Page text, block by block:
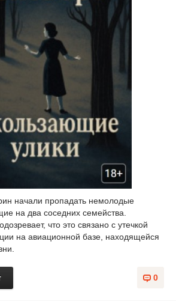
начали пропадать немолодые
на два соседних семейства.
что это связано с утечкой
на авиационной базе, находящейся
0